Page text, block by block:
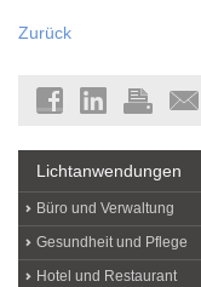
Zurück
Lichtanwendungen
Büro und Verwaltung
Gesundheit und Pflege
Hotel und Restaurant